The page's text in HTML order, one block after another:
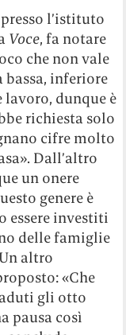
l’istituto
Voce, fa notare
che non vale
bassa, inferiore
dunque è
richiesta solo
cifre molto
Dall’altro
un onere
genere è
essere investiti
delle famiglie
altro
«Che
gli otto
pausa così